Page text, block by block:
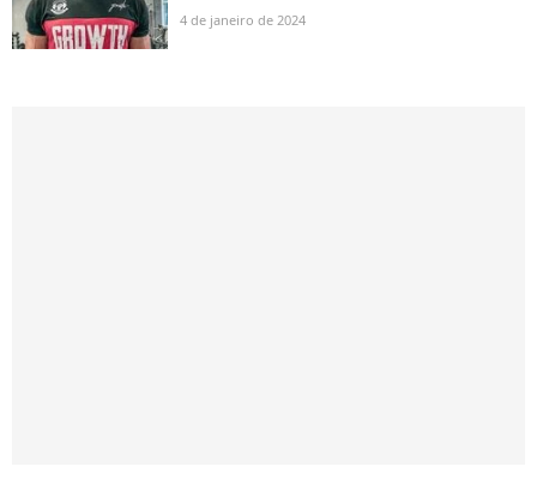
4 de janeiro de 2024